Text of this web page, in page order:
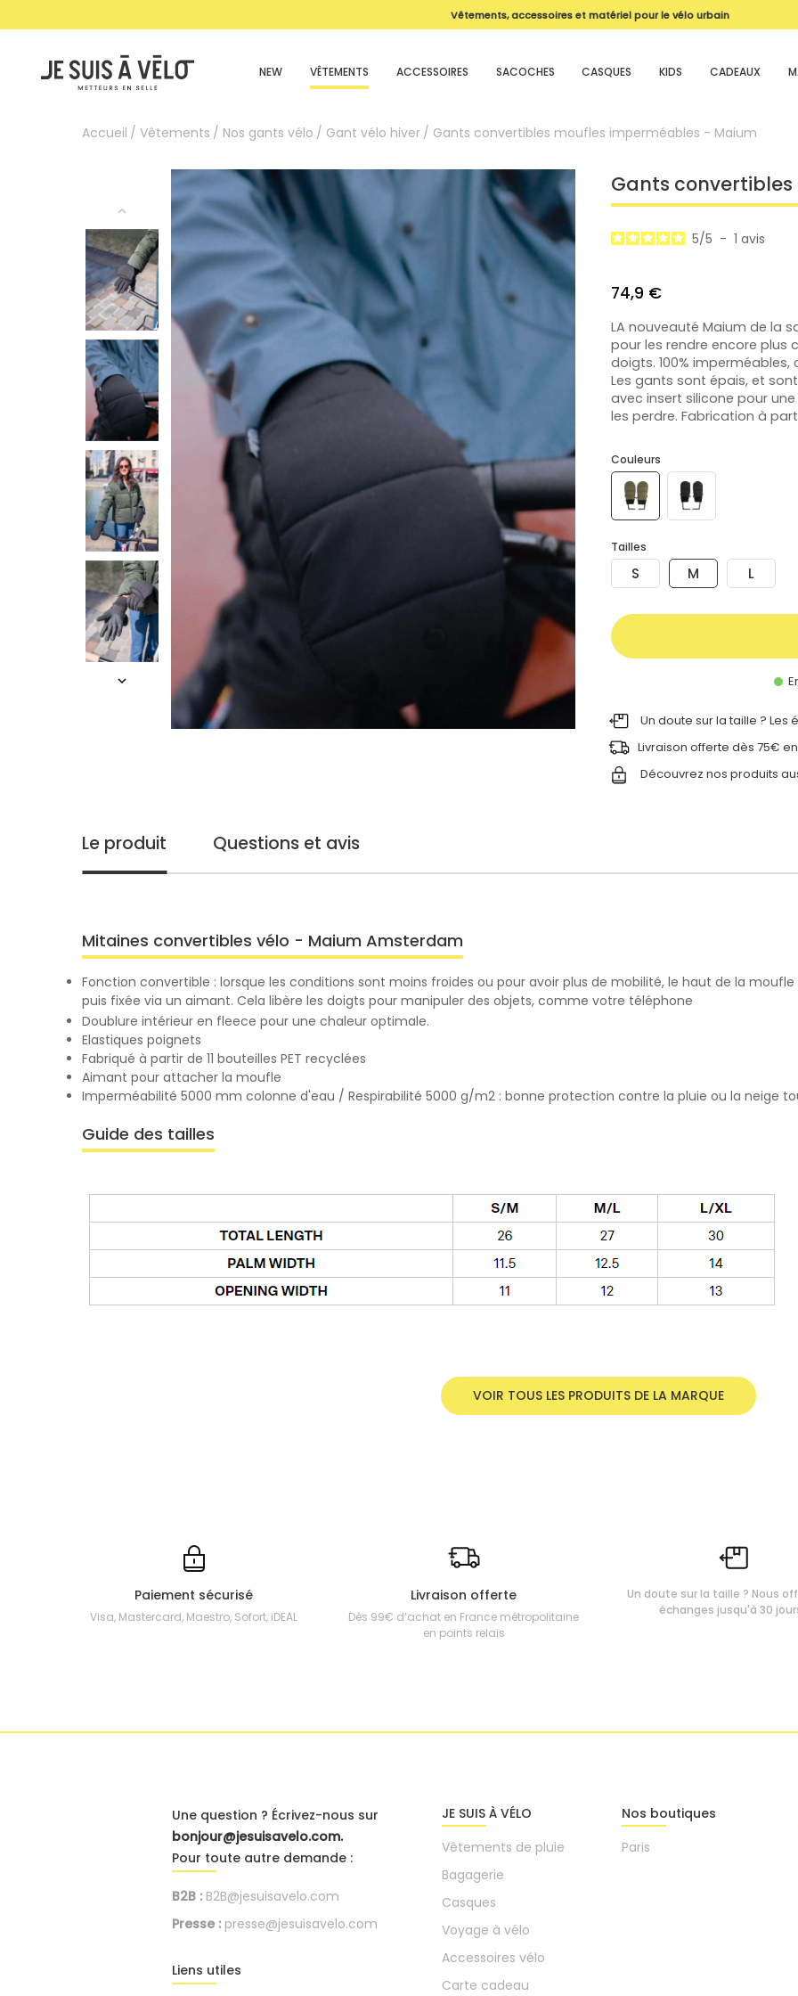
Livraison offerte dès 99€ !
magasin
Vêtements, accessoires et matériel pour le vélo urbain
NEW VÊTEMENTS ACCESSOIRES SACOCHES CASQUES KIDS CADEAUX
Accueil Vêtements Nos gants vélo Gant vélo hiver Gants convertibles moufles imperméables - Maium
Gants
5/5 - 1 avis
74,9 €
LA nouveauté Maium de la
pour les rendre encore plus
doigts. 100%
Les gants sont épais, et
avec insert silicone pour
les perdre. Fabrication à
Couleurs
Tailles
S M L
Un doute sur la taille ? Les
Livraison offerte dès 75€
Découvrez nos produits
Le produit Questions et avis
Mitaines convertibles vélo - Maium Amsterdam
Fonction convertible : lorsque les conditions sont moins froides ou pour avoir plus de mobilité, le haut de la
puis fixée via un aimant. Cela libère les doigts pour manipuler des objets, comme votre téléphone
Doublure intérieur en fleece pour une chaleur optimale.
Elastiques poignets
Fabriqué à partir de 11 bouteilles PET recyclées
Aimant pour attacher la moufle
Imperméabilité 5000 mm colonne d'eau / Respirabilité 5000 g/m2 : bonne protection contre la pluie ou la neige
Guide des tailles
VOIR TOUS LES PRODUITS DE LA MARQUE
Paiement sécurisé
Visa, Mastercard, Maestro, Sofort, iDEAL
Livraison offerte
Dès 99€ d’achat en France métropolitaine
en points relais
Un doute sur la taille ? Nous
échanges jusqu'à 30
Une question ? Écrivez-nous sur
bonjour@jesuisavelo.com.
Pour toute autre demande :
B2B : B2B@jesuisavelo.com
Presse : presse@jesuisavelo.com
Liens utiles
JE SUIS À VÉLO
Vêtements de pluie
Bagagerie
Casques
Voyage à vélo
Accessoires vélo
Carte cadeau
Nos boutiques
Paris